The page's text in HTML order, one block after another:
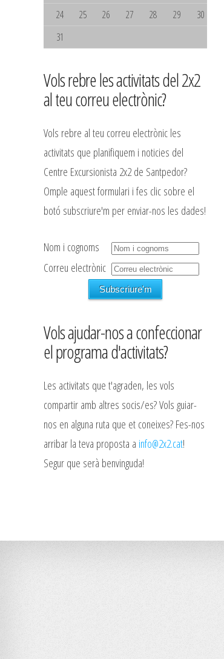
24
25 26 27 28 29
30
31
Vols rebre les activitats del 2x2
al teu correu electrònic?
Vols rebre al teu correu electrònic les
activitats que planifiquem i noticies del
Centre Excursionista 2x2 de Santpedor?
Omple aquest formulari i fes clic sobre el
botó subscriure'm per enviar-nos les dades!
Nom i cognoms
Correu electrònic
Vols ajudar-nos a confeccionar
el programa d'activitats?
Les activitats que t'agraden, les vols
compartir amb altres socis/es? Vols guiar-
nos en alguna ruta que et coneixes? Fes-nos
arribar la teva proposta a info@2x2.cat!
Segur que serà benvinguda!